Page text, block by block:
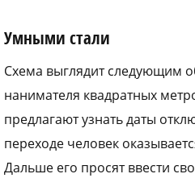
Умными стали
Схема выглядит следующим
нанимателя квадратных
предлагают узнать даты
переходе человек
Дальше его просят ввести